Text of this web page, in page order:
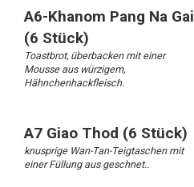
A6-Khanom Pang Na Gai
(6 Stück)
Toastbrot, überbacken mit einer
Mousse aus würzigem,
Hähnchenhackfleisch.
A7 Giao Thod (6 Stück)
knusprige Wan-Tan-Teigtaschen mit
einer Füllung aus geschnet..